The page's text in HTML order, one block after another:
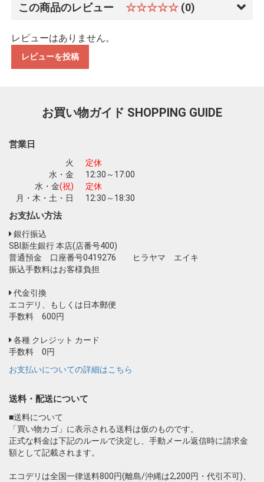
お買い物を続ける
この商品のレビュー ☆☆☆☆☆ (0)
レビューはありません。
レビューを投稿
お買い物ガイド SHOPPING GUIDE
営業日
火
定休
水・金
12:30～17:00
水・金(祝)
定休
月・木・土・日
12:30～18:30
お支払い方法
銀行振込
SBI新生銀行 本店(店番号400)
普通預金 口座番号0419276 ヒラヤマ エイキ
振込手数料はお客様負担
代金引換
エコデリ、もしくは日本郵便
手数料 600円
各種 クレジット カード
手数料 0円
お支払いについての詳細はこちら
送料・配送について
■送料について
「買い物カゴ」に表示される送料は仮のものです。
正式な料金は下記のルールで決定し、手動メール返信時に請求金
額として記載されます。
エコデリは全国一律送料800円(離島/沖縄は2,200円・代引不可)、